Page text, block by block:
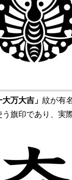
大万大吉」 紋が有
旗印であり、実